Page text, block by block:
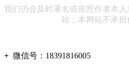
我们仍会及时署名或依照作者本
站，本网站不承担
+ 微信号： 18391816005